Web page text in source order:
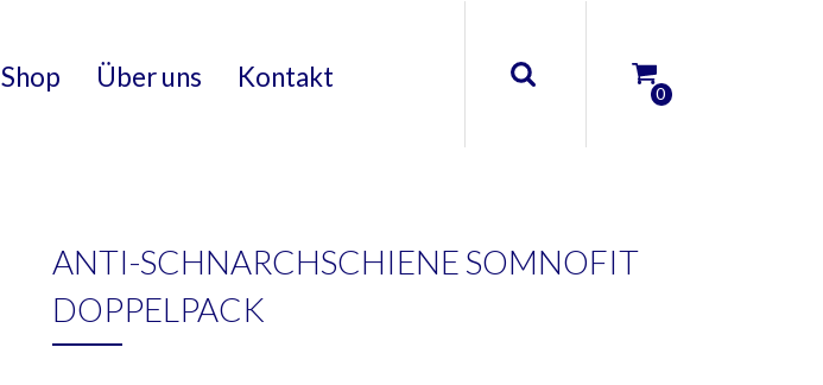
Shop Über uns Kontakt
0
ANTI-SCHNARCHSCHIENE SOMNOFIT
DOPPELPACK